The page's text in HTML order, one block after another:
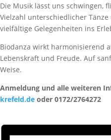
Die Musik lässt uns schwingen,
Vielzahl unterschiedlicher
vielfältige Gelegenheiten ins
Biodanza wirkt harmonisierend
Lebenskraft und Freude. Auf
Weise.
Anmeldung und alle weiteren
krefeld.de oder 0172/2764272